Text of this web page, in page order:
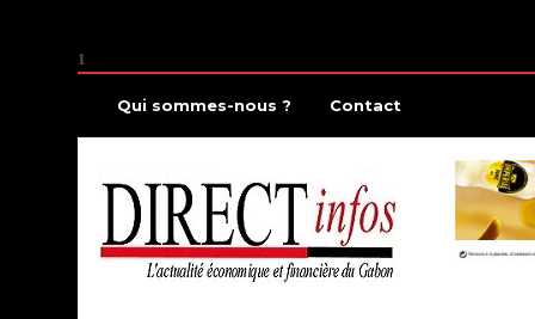
1
Qui sommes-nous ? Contact